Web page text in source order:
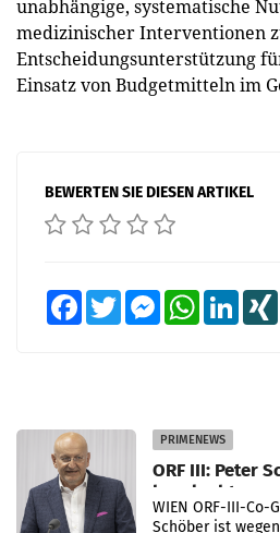
unabhängige, systematische
medizinischer Interventionen
Entscheidungsunterstützung
Einsatz von Budgetmitteln im
BEWERTEN SIE DIESEN ARTIKEL
FacebookTwitter MessengerWhatsApp
PRIMENEWS
ORF III: Peter
beurlaubt
WIEN ORF-III-
Schöber ist